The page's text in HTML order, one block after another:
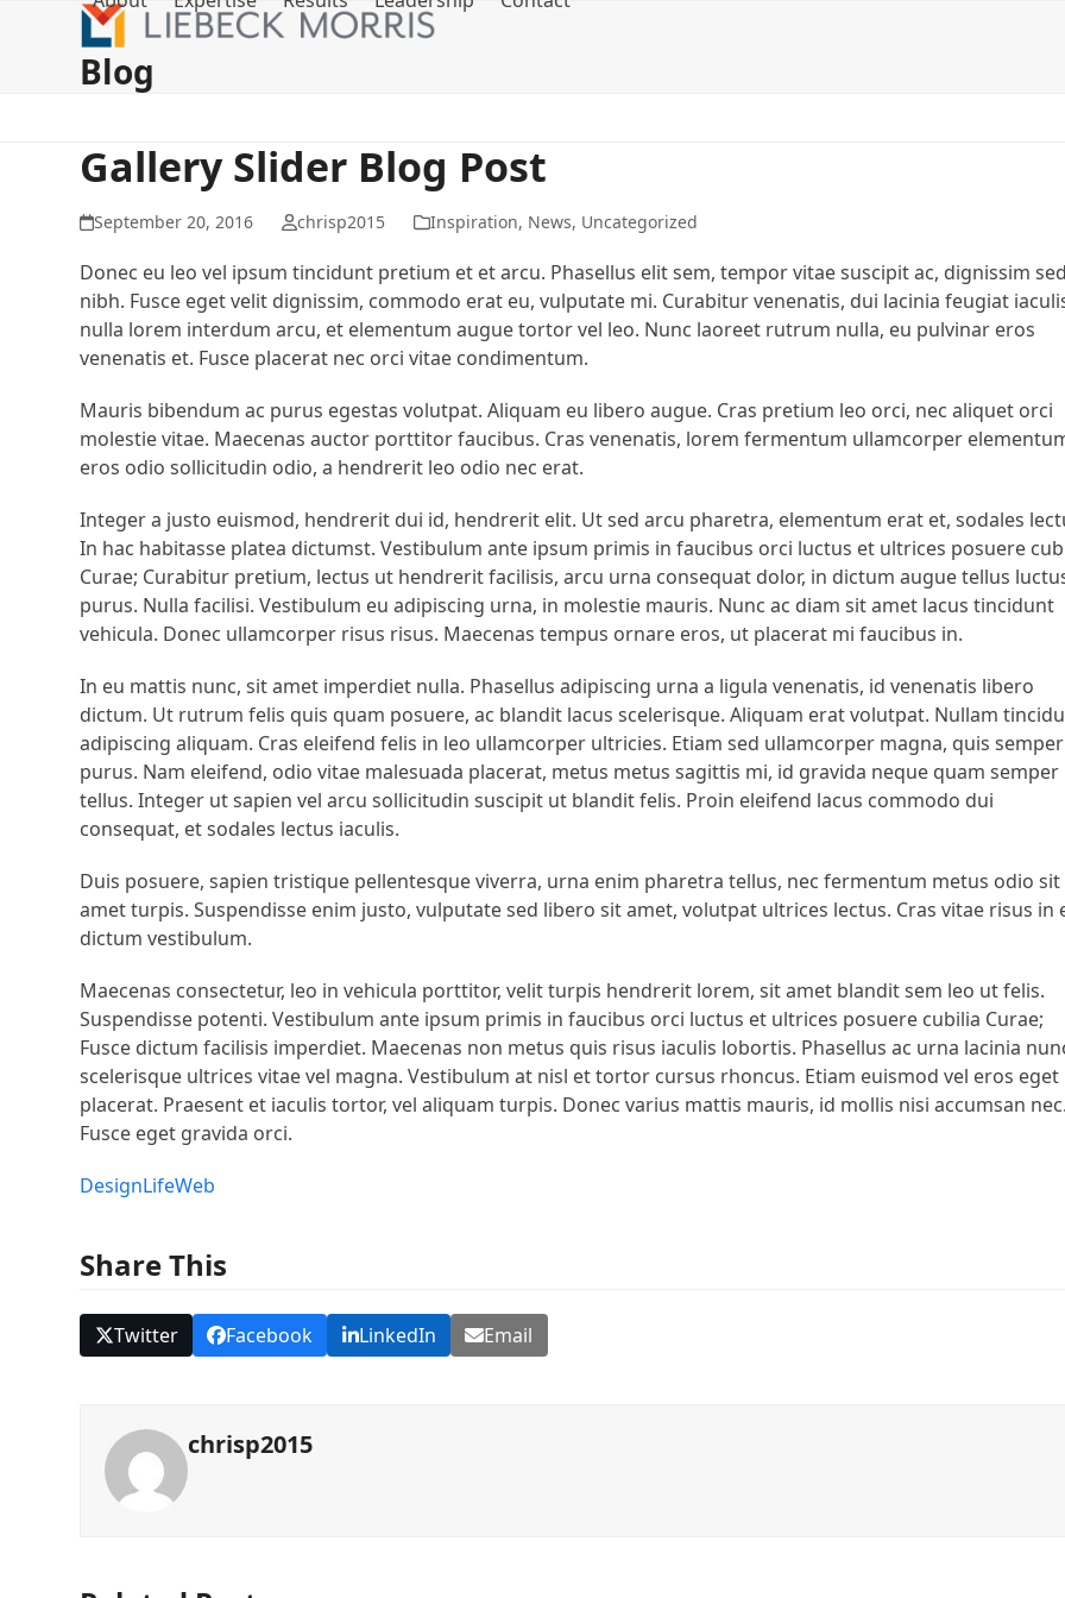
Blog
Gallery Slider Blog Post
September 20, 2016 chrisp2015 Inspiration, News, Uncategorized
Donec eu leo vel ipsum tincidunt pretium et et arcu. Phasellus elit sem, tempor vitae suscipit ac, dignissim sed
nibh. Fusce eget velit dignissim, commodo erat eu, vulputate mi. Curabitur venenatis, dui lacinia feugiat
nulla lorem interdum arcu, et elementum augue tortor vel leo. Nunc laoreet rutrum nulla, eu pulvinar eros
venenatis et. Fusce placerat nec orci vitae condimentum.
Mauris bibendum ac purus egestas volutpat. Aliquam eu libero augue. Cras pretium leo orci, nec aliquet orci
molestie vitae. Maecenas auctor porttitor faucibus. Cras venenatis, lorem fermentum ullamcorper
eros odio sollicitudin odio, a hendrerit leo odio nec erat.
Integer a justo euismod, hendrerit dui id, hendrerit elit. Ut sed arcu pharetra, elementum erat et, sodales
In hac habitasse platea dictumst. Vestibulum ante ipsum primis in faucibus orci luctus et ultrices posuere
Curae; Curabitur pretium, lectus ut hendrerit facilisis, arcu urna consequat dolor, in dictum augue tellus
purus. Nulla facilisi. Vestibulum eu adipiscing urna, in molestie mauris. Nunc ac diam sit amet lacus tincidunt
vehicula. Donec ullamcorper risus risus. Maecenas tempus ornare eros, ut placerat mi faucibus in.
In eu mattis nunc, sit amet imperdiet nulla. Phasellus adipiscing urna a ligula venenatis, id venenatis libero
dictum. Ut rutrum felis quis quam posuere, ac blandit lacus scelerisque. Aliquam erat volutpat. Nullam
adipiscing aliquam. Cras eleifend felis in leo ullamcorper ultricies. Etiam sed ullamcorper magna, quis semper
purus. Nam eleifend, odio vitae malesuada placerat, metus metus sagittis mi, id gravida neque quam semper
tellus. Integer ut sapien vel arcu sollicitudin suscipit ut blandit felis. Proin eleifend lacus commodo dui
consequat, et sodales lectus iaculis.
Duis posuere, sapien tristique pellentesque viverra, urna enim pharetra tellus, nec fermentum metus odio sit
amet turpis. Suspendisse enim justo, vulputate sed libero sit amet, volutpat ultrices lectus. Cras vitae risus in
dictum vestibulum.
Maecenas consectetur, leo in vehicula porttitor, velit turpis hendrerit lorem, sit amet blandit sem leo ut felis.
Suspendisse potenti. Vestibulum ante ipsum primis in faucibus orci luctus et ultrices posuere cubilia Curae;
Fusce dictum facilisis imperdiet. Maecenas non metus quis risus iaculis lobortis. Phasellus ac urna lacinia
scelerisque ultrices vitae vel magna. Vestibulum at nisl et tortor cursus rhoncus. Etiam euismod vel eros eget
placerat. Praesent et iaculis tortor, vel aliquam turpis. Donec varius mattis mauris, id mollis nisi accumsan nec.
Fusce eget gravida orci.
DesignLifeWeb
Share This
Twitter Facebook LinkedIn Email
chrisp2015